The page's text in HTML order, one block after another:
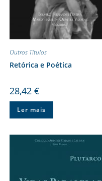
Outros Títulos
Retórica e Poética
28,42 €
Ler mais